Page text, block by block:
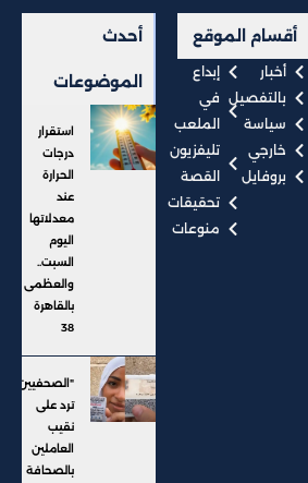
أقسام الموقع
أخبار
بالتفصيل
سياسة
خارجي
بروفايل
إبداع
في
الملعب
تليفزيون
القصة
تحقيقات
منوعات
أحدث
الموضوعات
استقرار
درجات
الحرارة
عند
معدلاتها
اليوم
السبت..
والعظمى
بالقاهرة
38
"الصحفيين"
ترد على
نقيب
العاملين
بالصحافة